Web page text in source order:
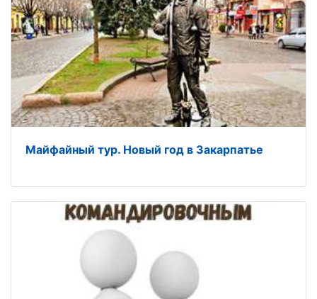
Майфайный тур. Новый год в Закарпатье